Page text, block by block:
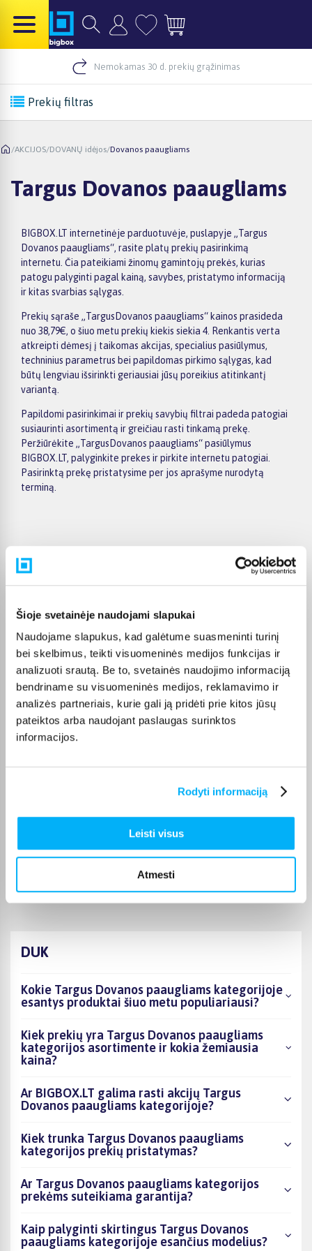
Šioje svetainėje naudojami slapukai
Naudojame slapukus, kad galėtume suasmeninti turinį
bei skelbimus, teikti visuomeninės medijos funkcijas ir
analizuoti srautą. Be to, svetainės naudojimo informaciją
bendriname su visuomeninės medijos, reklamavimo ir
analizės partneriais, kurie gali ją pridėti prie kitos jūsų
pateiktos arba naudojant paslaugas surinktos
informacijos.
Rodyti informaciją
Leisti visus
Atmesti
Nemokamas 30 d. prekių grąžinimas
Prekių filtras
/AKCIJOS/DOVANŲ idėjos/Dovanos paaugliams
Targus Dovanos paaugliams
BIGBOX.LT internetinėje parduotuvėje, puslapyje „Targus
Dovanos paaugliams“, rasite platų prekių pasirinkimą
internetu. Čia pateikiami žinomų gamintojų prekės, kurias
patogu palyginti pagal kainą, savybes, pristatymo informaciją
ir kitas svarbias sąlygas.
Prekių sąraše „TargusDovanos paaugliams“ kainos prasideda
nuo 38,79€, o šiuo metu prekių kiekis siekia 4. Renkantis verta
atkreipti dėmesį į taikomas akcijas, specialius pasiūlymus,
techninius parametrus bei papildomas pirkimo sąlygas, kad
būtų lengviau išsirinkti geriausiai jūsų poreikius atitinkantį
variantą.
Papildomi pasirinkimai ir prekių savybių filtrai padeda patogiai
susiaurinti asortimentą ir greičiau rasti tinkamą prekę.
Peržiūrėkite „TargusDovanos paaugliams“ pasiūlymus
BIGBOX.LT, palyginkite prekes ir pirkite internetu patogiai.
Pasirinktą prekę pristatysime per jos aprašyme nurodytą
terminą.
Pirkėjų atsiliepimai apie prekes
GYTIS M.
Patvirtintas pirkėjas
Viskas sklandžiai ir greitai, niekada nenuvilia
Eglė V.
Patvirtintas pirkėjas
Viskas puiku. Greitas pristatymas
Ričardas P.
DUK
Kokie Targus Dovanos paaugliams kategorijoje
esantys produktai šiuo metu populiariausi?
Kiek prekių yra Targus Dovanos paaugliams
kategorijos asortimente ir kokia žemiausia
kaina?
Ar BIGBOX.LT galima rasti akcijų Targus
Dovanos paaugliams kategorijoje?
Kiek trunka Targus Dovanos paaugliams
kategorijos prekių pristatymas?
Ar Targus Dovanos paaugliams kategorijos
prekėms suteikiama garantija?
Kaip palyginti skirtingus Targus Dovanos
paaugliams kategorijoje esančius modelius?